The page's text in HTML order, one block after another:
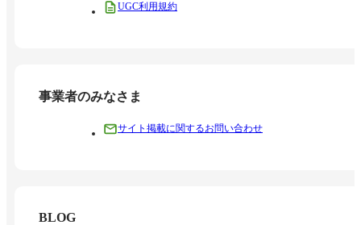
UGC利用規約
事業者のみなさま
サイト掲載に関するお問い合わせ
BLOG